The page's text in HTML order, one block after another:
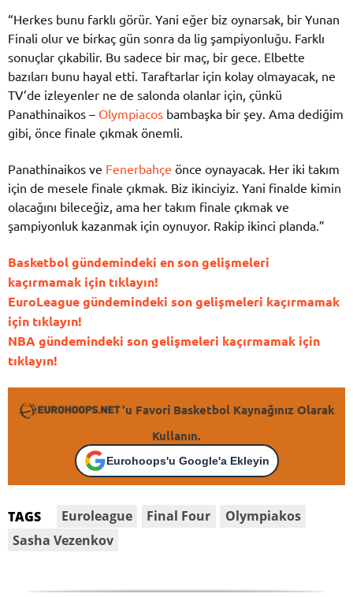
“Herkes bunu farklı görür. Yani eğer biz oynarsak, bir Yunan
Finali olur ve birkaç gün sonra da lig şampiyonluğu. Farklı
sonuçlar çıkabilir. Bu sadece bir maç, bir gece. Elbette
bazıları bunu hayal etti. Taraftarlar için kolay olmayacak, ne
TV’de izleyenler ne de salonda olanlar için, çünkü
Panathinaikos – Olympiacos bambaşka bir şey. Ama dediğim
gibi, önce finale çıkmak önemli.
Panathinaikos ve Fenerbahçe önce oynayacak. Her iki takım
için de mesele finale çıkmak. Biz ikinciyiz. Yani finalde kimin
olacağını bileceğiz, ama her takım finale çıkmak ve
şampiyonluk kazanmak için oynuyor. Rakip ikinci planda.”
Basketbol gündemindeki en son gelişmeleri
kaçırmamak için tıklayın!
EuroLeague gündemindeki son gelişmeleri kaçırmamak
için tıklayın!
NBA gündemindeki son gelişmeleri kaçırmamak için
tıklayın!
'u Favori Basketbol Kaynağınız Olarak
Kullanın.
Eurohoops'u Google'a Ekleyin
TAGS Euroleague Final Four
Olympiakos
Sasha Vezenkov